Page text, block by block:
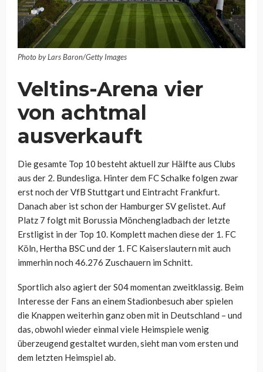
Photo by Lars Baron/Getty Images
Veltins-Arena vier
von achtmal
ausverkauft
Die gesamte Top 10 besteht aktuell zur Hälfte aus Clubs
aus der 2. Bundesliga. Hinter dem FC Schalke folgen zwar
erst noch der VfB Stuttgart und Eintracht Frankfurt.
Danach aber ist schon der Hamburger SV gelistet. Auf
Platz 7 folgt mit Borussia Mönchengladbach der letzte
Erstligist in der Top 10. Komplett machen diese der 1. FC
Köln, Hertha BSC und der 1. FC Kaiserslautern mit auch
immerhin noch 46.276 Zuschauern im Schnitt.
Sportlich also agiert der S04 momentan zweitklassig. Beim
Interesse der Fans an einem Stadionbesuch aber spielen
die Knappen weiterhin ganz oben mit in Deutschland – und
das, obwohl wieder einmal viele Heimspiele wenig
überzeugend gestaltet wurden, sieht man vom ersten und
dem letzten Heimspiel ab.